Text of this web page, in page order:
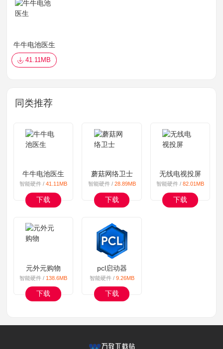
牛牛电池医生
41.11MB
同类推荐
牛牛电池医生
智能硬件 / 41.11MB
下载
蘑菇网络卫士
智能硬件 / 28.89MB
下载
无线电视投屏
智能硬件 /82.01MB
下载
元外元购物
智能硬件 / 138.6MB
下载
pcl启动器
智能硬件 / 9.26MB
下载